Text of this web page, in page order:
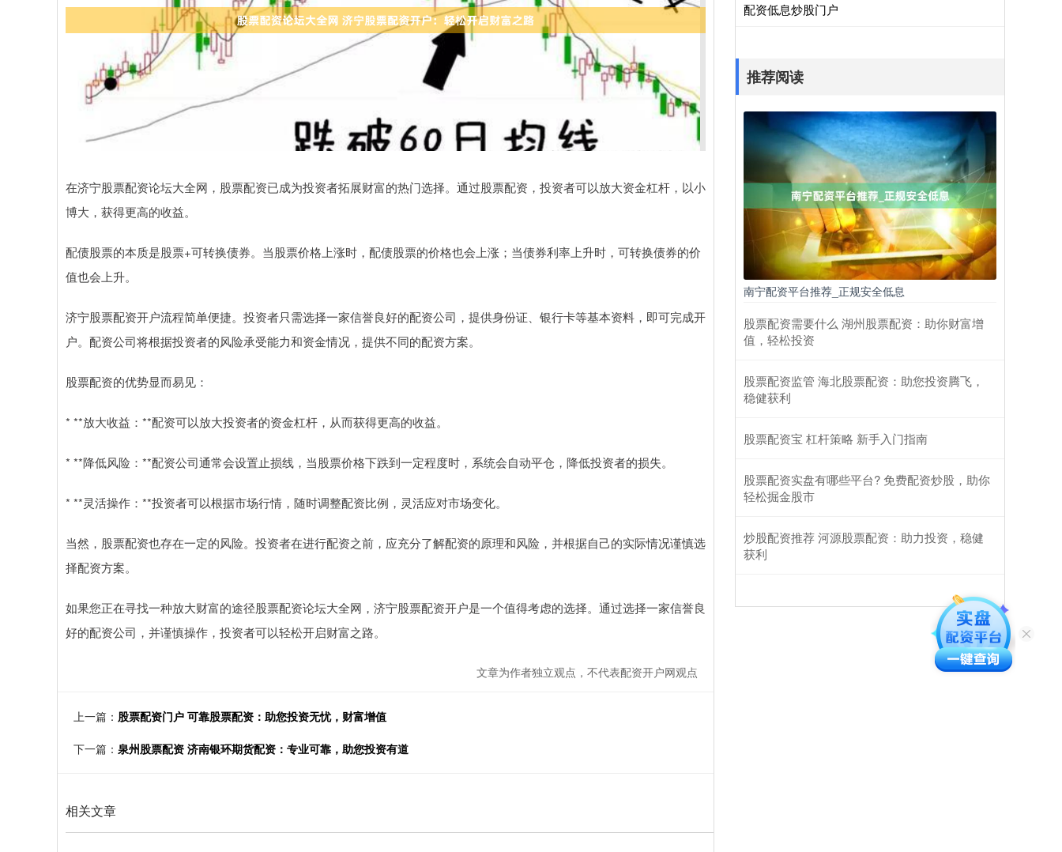
在济宁股票配资论坛大全网，股票配资已成为投资者拓展财富的热门选择。通过股票配资，投资者可以放大资金杠杆，以小
博大，获得更高的收益。
配债股票的本质是股票+可转换债券。当股票价格上涨时，配债股票的价格也会上涨；当债券利率上升时，可转换债券的价
值也会上升。
济宁股票配资开户流程简单便捷。投资者只需选择一家信誉良好的配资公司，提供身份证、银行卡等基本资料，即可完成开
户。配资公司将根据投资者的风险承受能力和资金情况，提供不同的配资方案。
股票配资的优势显而易见：
* **放大收益：**配资可以放大投资者的资金杠杆，从而获得更高的收益。
* **降低风险：**配资公司通常会设置止损线，当股票价格下跌到一定程度时，系统会自动平仓，降低投资者的损失。
* **灵活操作：**投资者可以根据市场行情，随时调整配资比例，灵活应对市场变化。
当然，股票配资也存在一定的风险。投资者在进行配资之前，应充分了解配资的原理和风险，并根据自己的实际情况谨慎选
择配资方案。
如果您正在寻找一种放大财富的途径股票配资论坛大全网，济宁股票配资开户是一个值得考虑的选择。通过选择一家信誉良
好的配资公司，并谨慎操作，投资者可以轻松开启财富之路。
文章为作者独立观点，不代表配资开户网观点
上一篇： 股票配资门户 可靠股票配资：助您投资无忧，财富增值
下一篇： 泉州股票配资 济南银环期货配资：专业可靠，助您投资有道
相关文章
配资低息炒股门户
推荐阅读
南宁配资平台推荐_正规安全低息
股票配资需要什么 湖州股票配资：助你财富增
值，轻松投资
股票配资监管 海北股票配资：助您投资腾飞，
稳健获利
股票配资宝 杠杆策略 新手入门指南
股票配资实盘有哪些平台? 免费配资炒股，助你
轻松掘金股市
炒股配资推荐 河源股票配资：助力投资，稳健
获利